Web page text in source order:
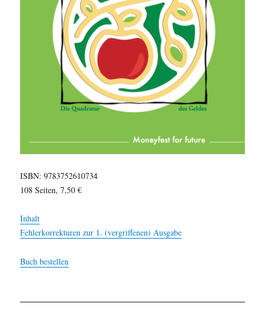
ISBN: 9783752610734
108 Seiten, 7,50 €
Inhalt
Fehlerkorrekturen zur 1. (vergriffenen) Ausgabe
Buch bestellen